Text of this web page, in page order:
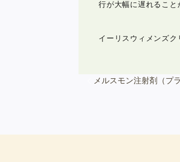
行が大幅に遅れること
イーリスウィメンズク
メルスモン注射剤（プ